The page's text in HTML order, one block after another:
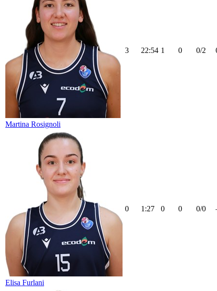
Martina Rosignoli
3 22:54 1 0 0/2
Elisa Furlani
0 1:27 0 0 0/0